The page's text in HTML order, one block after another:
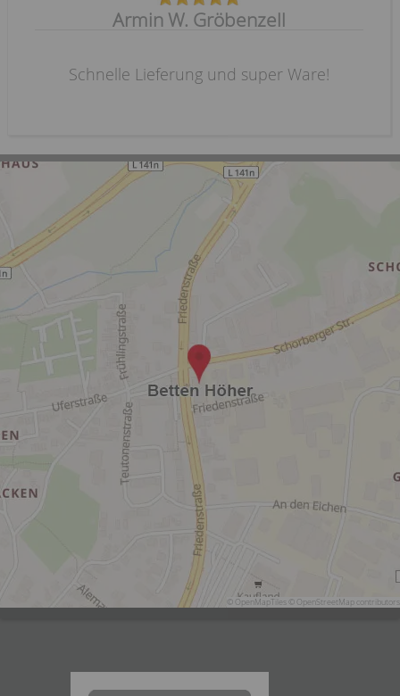
Armin W. Gröbenzell
Schnelle Lieferung und super Ware!
© OpenMapTiles © OpenStreetMap contributors